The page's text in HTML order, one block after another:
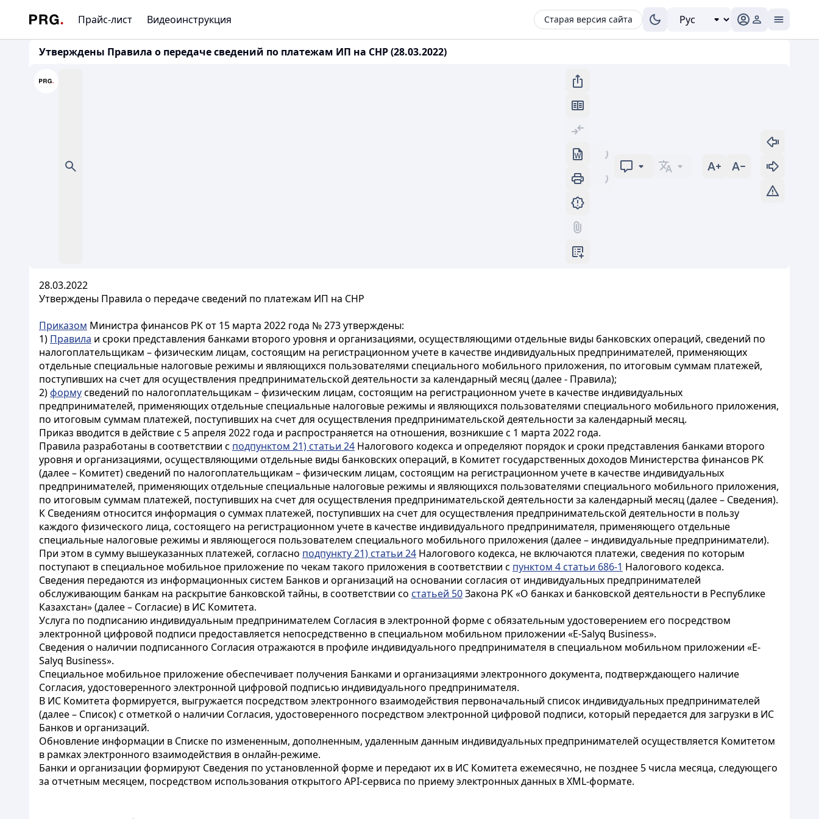
Прайс-лист Видеоинструкция Старая версия сайта
Утверждены Правила о передаче сведений по платежам ИП на СНР (28.03.2022)
28.03.2022
Утверждены Правила о передаче сведений по платежам ИП на СНР
Приказом Министра финансов РК от 15 марта 2022 года № 273 утверждены:
1) Правила и сроки представления банками второго уровня и организациями, осуществляющими отдельные виды банковских операций, сведений по
налогоплательщикам – физическим лицам, состоящим на регистрационном учете в качестве индивидуальных предпринимателей, применяющих
отдельные специальные налоговые режимы и являющихся пользователями специального мобильного приложения, по итоговым суммам платежей,
поступивших на счет для осуществления предпринимательской деятельности за календарный месяц (далее - Правила);
2)формусведений по налогоплательщикам – физическим лицам, состоящим на регистрационном учете в качестве индивидуальных
предпринимателей, применяющих отдельные специальные налоговые режимы и являющихся пользователями специального мобильного приложения,
по итоговым суммам платежей, поступивших на счет для осуществления предпринимательской деятельности за календарный месяц.
Приказ вводится в действие с 5 апреля 2022 года и распространяется на отношения, возникшие с 1 марта 2022 года.
Правила разработаны в соответствии с подпунктом 21) статьи 24 Налогового кодекса и определяют порядок и сроки представления банками второго
уровня и организациями, осуществляющими отдельные виды банковских операций, в Комитет государственных доходов Министерства финансов РК
(далее – Комитет) сведений по налогоплательщикам – физическим лицам, состоящим на регистрационном учете в качестве индивидуальных
предпринимателей, применяющих отдельные специальные налоговые режимы и являющихся пользователями специального мобильного приложения,
по итоговым суммам платежей, поступивших на счет для осуществления предпринимательской деятельности за календарный месяц (далее – Сведения).
К Сведениям относится информация о суммах платежей, поступивших на счет для осуществления предпринимательской деятельности в пользу
каждого физического лица, состоящего на регистрационном учете в качестве индивидуального предпринимателя, применяющего отдельные
специальные налоговые режимы и являющегося пользователем специального мобильного приложения (далее – индивидуальные предприниматели).
При этом в сумму вышеуказанных платежей, согласно подпункту 21) статьи 24 Налогового кодекса, не включаются платежи, сведения по которым
поступают в специальное мобильное приложение по чекам такого приложения в соответствии с пунктом 4 статьи 686-1 Налогового кодекса.
Сведения передаются из информационных систем Банков и организаций на основании согласия от индивидуальных предпринимателей
обслуживающим банкам на раскрытие банковской тайны, в соответствии со статьей 50Закона РК «О банках и банковской деятельности в Республике
Казахстан» (далее – Согласие) в ИС Комитета.
Услуга по подписанию индивидуальным предпринимателем Согласия в электронной форме с обязательным удостоверением его посредством
электронной цифровой подписи предоставляется непосредственно в специальном мобильном приложении «E-Salyq Business».
Сведения о наличии подписанного Согласия отражаются в профиле индивидуального предпринимателя в специальном мобильном приложении «E-
Salyq Business».
Специальное мобильное приложение обеспечивает получения Банками и организациями электронного документа, подтверждающего наличие
Согласия, удостоверенного электронной цифровой подписью индивидуального предпринимателя.
В ИС Комитета формируется, выгружается посредством электронного взаимодействия первоначальный список индивидуальных предпринимателей
(далее – Список) с отметкой о наличии Согласия, удостоверенного посредством электронной цифровой подписи, который передается для загрузки в ИС
Банков и организаций.
Обновление информации в Списке по измененным, дополненным, удаленным данным индивидуальных предпринимателей осуществляется Комитетом
в рамках электронного взаимодействия в онлайн-режиме.
Банки и организации формируют Сведения по установленной форме и передают их в ИС Комитета ежемесячно, не позднее 5 числа месяца, следующего
за отчетным месяцем, посредством использования открытого API-сервиса по приему электронных данных в XML-формате.